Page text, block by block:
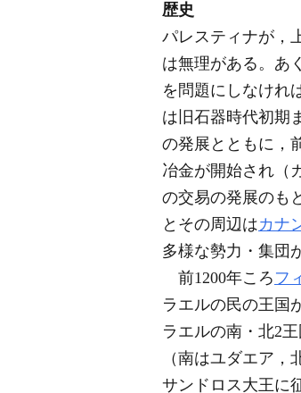
歴史
パレスティナが，
は無理がある。あ
を問題にしなけれ
は旧石器時代初期
の発展とともに，
冶金が開始され（
の交易の発展のも
とその周辺はカナ
多様な勢力・集団
前1200年ころ フ
ラエルの民の王国
ラエルの南・北2
（南はユダエア
サンドロス大王に